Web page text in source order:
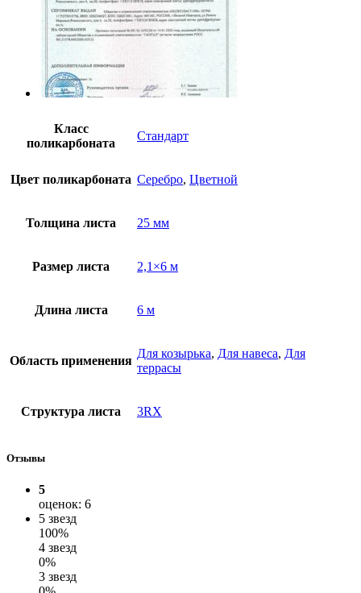
Класс
поликарбоната
Стандарт
Цвет поликарбоната Серебро, Цветной
Толщина листа 25 мм
Размер листа 2,1×6 м
Длина листа 6 м
Область применения
Для козырька, Для навеса, Для
террасы
Структура листа 3RX
Отзывы
5
оценок: 6
5 звезд
100%
4 звезд
0%
3 звезд